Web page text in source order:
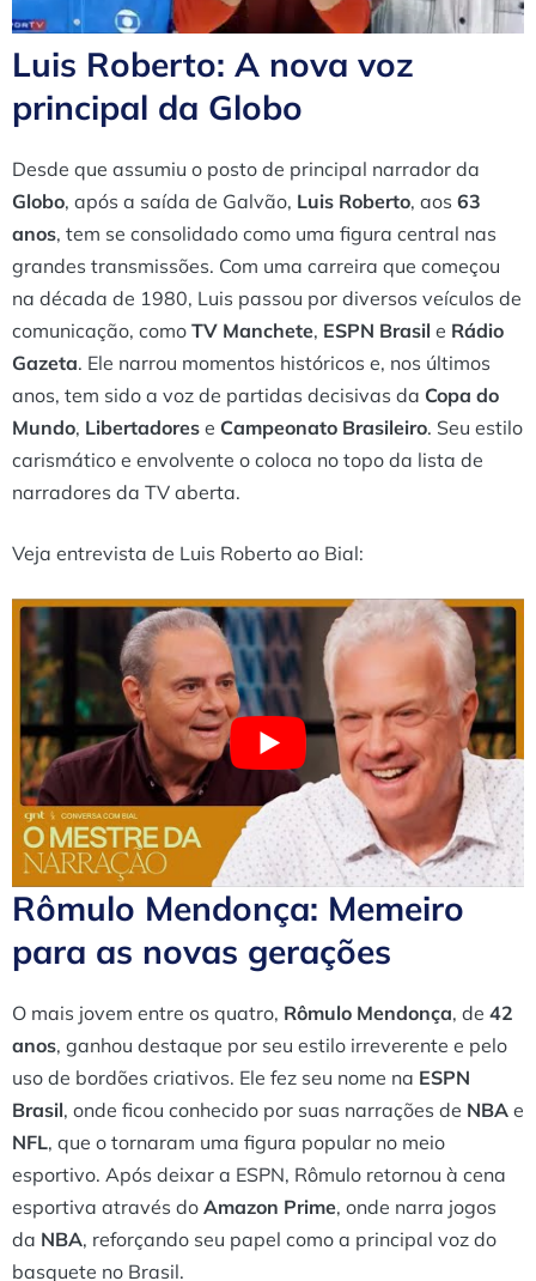
Luis Roberto: A nova voz
principal da Globo
Desde que assumiu o posto de principal narrador da
Globo, após a saída de Galvão, Luis Roberto, aos 63
anos, tem se consolidado como uma figura central nas
grandes transmissões. Com uma carreira que começou
na década de 1980, Luis passou por diversos veículos de
comunicação, como TV Manchete, ESPN Brasil e Rádio
Gazeta. Ele narrou momentos históricos e, nos últimos
anos, tem sido a voz de partidas decisivas da Copa do
Mundo, Libertadores e Campeonato Brasileiro. Seu estilo
carismático e envolvente o coloca no topo da lista de
narradores da TV aberta.
Veja entrevista de Luis Roberto ao Bial:
Rômulo Mendonça: Memeiro
para as novas gerações
O mais jovem entre os quatro, Rômulo Mendonça, de 42
anos, ganhou destaque por seu estilo irreverente e pelo
uso de bordões criativos. Ele fez seu nome na ESPN
Brasil, onde ficou conhecido por suas narrações de NBA e
NFL, que o tornaram uma figura popular no meio
esportivo. Após deixar a ESPN, Rômulo retornou à cena
esportiva através do Amazon Prime, onde narra jogos
da NBA, reforçando seu papel como a principal voz do
basquete no Brasil.